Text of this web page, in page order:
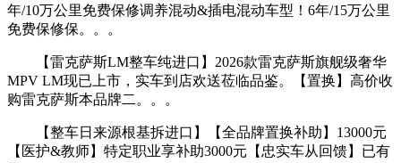
年/10万公里免费保修调养混动&插电混动车型！6年/15万公里
免费保修保。。。
【雷克萨斯LM整车纯进口】2026款雷克萨斯旗舰级奢华
MPV LM现已上市，实车到店欢送莅临品鉴。【置换】高价收
购雷克萨斯本品牌二。。。
【整车日来源根基拆进口】【全品牌置换补助】13000元
【医护&教师】特定职业享补助3000元【忠实车从回馈】已有